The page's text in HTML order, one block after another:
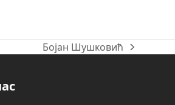
next
Бојан Шушковић